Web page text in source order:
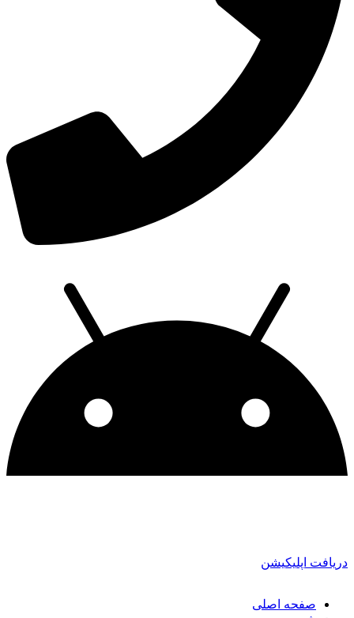
دریافت اپلیکیشن
صفحه اصلی